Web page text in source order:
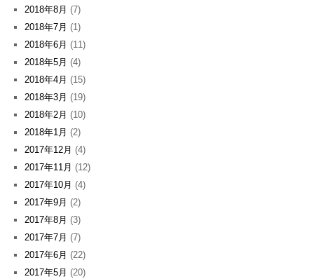
2018年8月 (7)
2018年7月 (1)
2018年6月 (11)
2018年5月 (4)
2018年4月 (15)
2018年3月 (19)
2018年2月 (10)
2018年1月 (2)
2017年12月 (4)
2017年11月 (12)
2017年10月 (4)
2017年9月 (2)
2017年8月 (3)
2017年7月 (7)
2017年6月 (22)
2017年5月 (20)